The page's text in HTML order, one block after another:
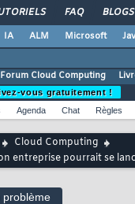
FAQ BLOGS
IA ALM Microsoft
Forum Cloud Computing
vous gratuitement !
Agenda Chat Règles
Cloud Computing
entreprise pourrait se
problème